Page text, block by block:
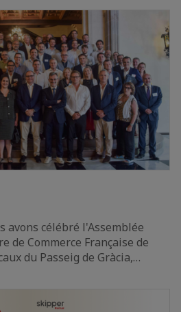
avons célébré l'Assemblée
de Commerce Française de
du Passeig de Gràcia,…